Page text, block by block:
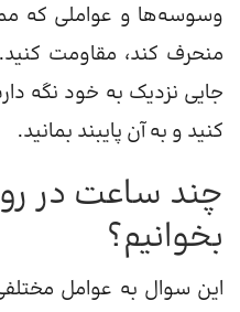
وسوسه‌ها و عواملی که
منحرف کند، مقاومت
جایی نزدیک به خود نگه
کنید و به آن پایبند بمانید.
چند ساعت در
بخوانیم؟
این سوال به عوامل